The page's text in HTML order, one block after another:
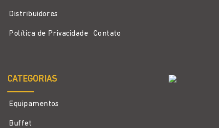
Distribuidores
Política de Privacidade Contato
CATEGORIAS
Equipamentos
Buffet